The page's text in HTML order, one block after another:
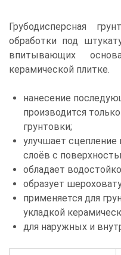
Грубодисперсная
обработки под
впитывающих
керамической плитке.
нанесение
производится
грунтовки;
улучшает
слоёв с
обладает
образует
применяется для
укладкой
для наружных и